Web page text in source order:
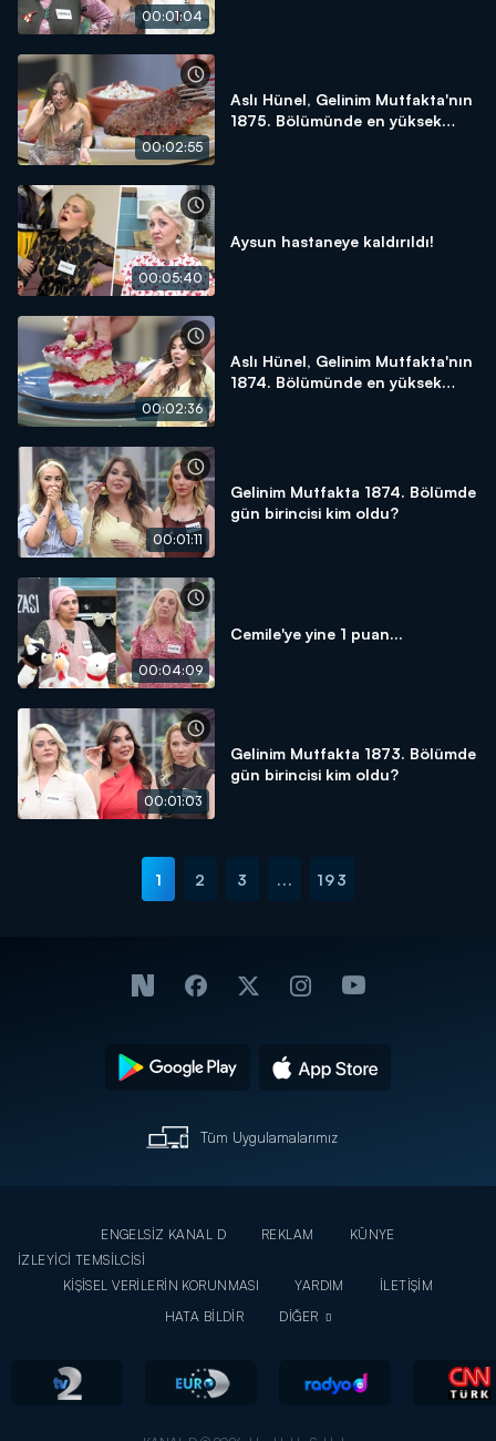
00:01:04
00:02:55
Aslı Hünel, Gelinim Mutfakta'nın
1875. Bölümünde en yüksek
00:05:40
Aysun hastaneye kaldırıldı!
00:02:36
Aslı Hünel, Gelinim Mutfakta'nın
1874. Bölümünde en yüksek
00:01:11
Gelinim Mutfakta 1874. Bölümde
gün birincisi kim oldu?
00:04:09
Cemile'ye yine 1 puan...
00:01:03
Gelinim Mutfakta 1873. Bölümde
gün birincisi kim oldu?
1 2 3 ... 193
Tüm Uygulamalarımız
ENGELSİZ KANAL D REKLAM
KÜNYE
İZLEYİCİ TEMSİLCİSİ
KİŞİSEL VERİLERİN KORUNMASI
YARDIM
İLETİŞİM
HATA BİLDİR
DİĞER